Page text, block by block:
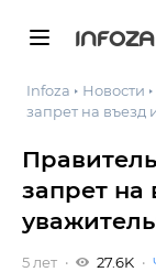
INFOZA
Infoza Новости
запрет на въезд
запрет на
5 лет 27.6K